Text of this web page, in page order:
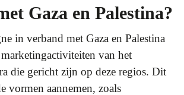
Gaza en Palestina?
in verband met Gaza en Palestina
van het
die gericht zijn op deze regios. Dit
vormen aannemen, zoals